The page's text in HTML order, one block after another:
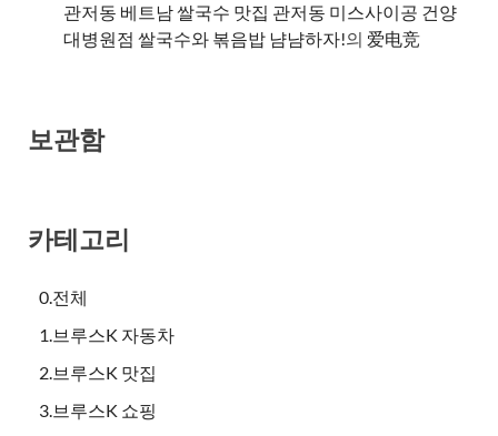
관저동 베트남 쌀국수 맛집 관저동 미스사이공 건양
대병원점 쌀국수와 볶음밥 냠냠하자!의 爱电竞
보관함
카테고리
0.전체
1.브루스K 자동차
2.브루스K 맛집
3.브루스K 쇼핑